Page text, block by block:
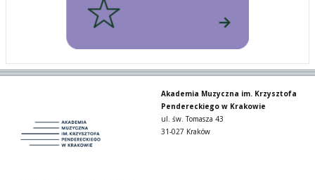
Akademia Muzyczna im. Krzysztofa
Pendereckiego w Krakowie
ul. św. Tomasza 43
31-027 Kraków